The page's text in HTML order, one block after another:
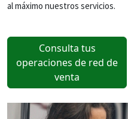
al máximo nuestros servicios.
Consulta tus
operaciones de red de
venta